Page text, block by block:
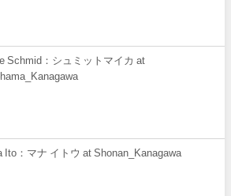
Schmid：シュミットマイカ at
Ito：マナ イトウ at Shonan_Kanagawa